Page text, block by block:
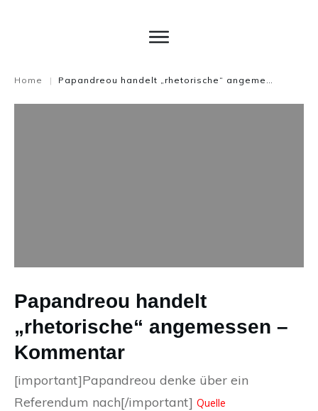
Home |
Papandreou handelt
„rhetorische“ angemessen –
Kommentar
[important]Papandreou denke über ein
Referendum nach[/important] Quelle